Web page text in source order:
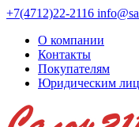
+7(4712)22-2116
О компании
Контакты
Покупателям
Юридическим